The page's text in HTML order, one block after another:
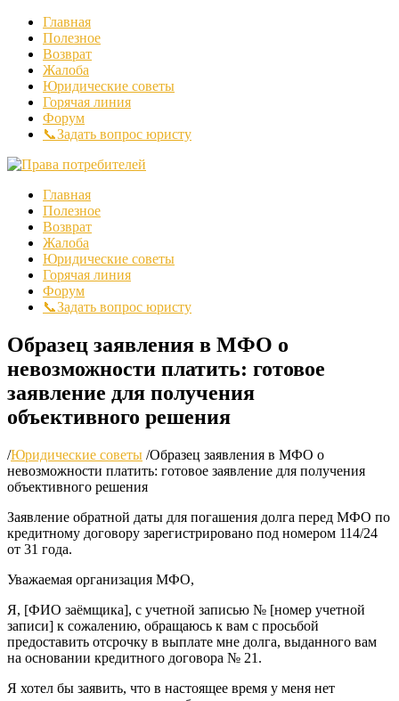
Главная
Полезное
Возврат
Жалоба
Юридические советы
Горячая линия
Форум
📞Задать вопрос юристу
Главная
Полезное
Возврат
Жалоба
Юридические советы
Горячая линия
Форум
📞Задать вопрос юристу
Образец заявления в МФО о
невозможности платить: готовое
заявление для получения
объективного решения
/Юридические советы /Образец заявления в МФО о
невозможности платить: готовое заявление для получения
объективного решения
Заявление обратной даты для погашения долга перед МФО по
кредитному договору зарегистрировано под номером 114/24
от 31 года.
Уважаемая организация МФО,
Я, [ФИО заёмщика], с учетной записью № [номер учетной
записи] к сожалению, обращаюсь к вам с просьбой
предоставить отсрочку в выплате мне долга, выданного вам
на основании кредитного договора № 21.
Я хотел бы заявить, что в настоящее время у меня нет